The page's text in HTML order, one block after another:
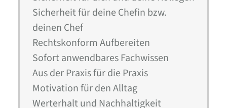
Sicherheit für deine Chefin bzw.
deinen Chef
Rechtskonform Aufbereiten
Sofort anwendbares Fachwissen
Aus der Praxis für die Praxis
Motivation für den Alltag
Werterhalt und Nachhaltigkeit